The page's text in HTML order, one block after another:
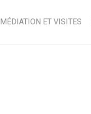
MÉDIATION ET VISITES